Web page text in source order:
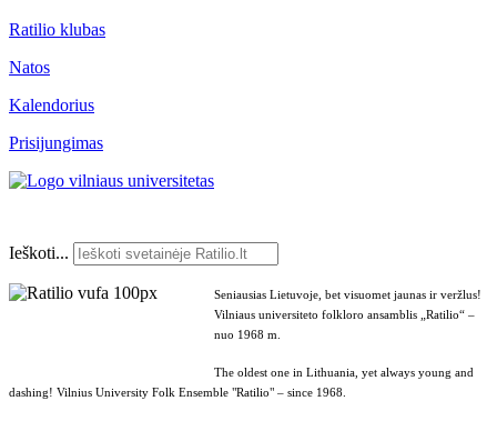
Ratilio klubas
Natos
Kalendorius
Prisijungimas
Ieškoti...
Seniausias Lietuvoje, bet visuomet jaunas ir veržlus!
Vilniaus universiteto folkloro ansamblis „Ratilio“ –
nuo 1968 m.
The oldest one in Lithuania, yet always young and
dashing! Vilnius University Folk Ensemble "Ratilio" – since 1968.